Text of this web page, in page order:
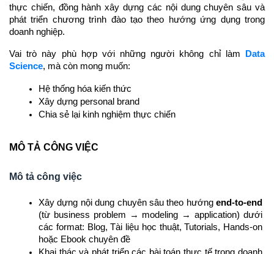
thực chiến, đồng hành xây dựng các nội dung chuyên sâu và
phát triển chương trình đào tạo theo hướng ứng dụng trong
doanh nghiệp.
Vai trò này phù hợp với những người không chỉ làm
Data
Science, mà còn mong muốn:
Hệ thống hóa kiến thức
Xây dựng personal brand
Chia sẻ lại kinh nghiệm thực chiến
MÔ TẢ CÔNG VIỆC
Mô tả công việc
Xây dựng nội dung chuyên sâu theo hướng end-to-end
(từ business problem → modeling → application) dưới
các format: Blog, Tài liệu học thuật, Tutorials, Hands-on
hoặc Ebook chuyên đề
Khai thác và phát triển các bài toán thực tế trong doanh